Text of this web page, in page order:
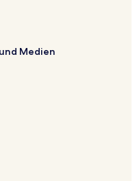
Medien